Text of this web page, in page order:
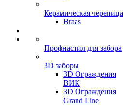
Керамическая черепица
Braas
Профнастил для забора
3D заборы
3D Ограждения
ВИК
3D Ограждения
Grand Line